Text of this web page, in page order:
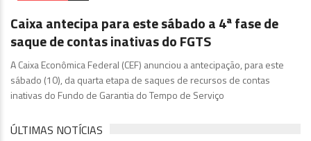
Caixa antecipa para este sábado a 4ª fase de
saque de contas inativas do FGTS
A Caixa Econômica Federal (CEF) anunciou a antecipação, para este
sábado (10), da quarta etapa de saques de recursos de contas
inativas do Fundo de Garantia do Tempo de Serviço
ÚLTIMAS NOTÍCIAS